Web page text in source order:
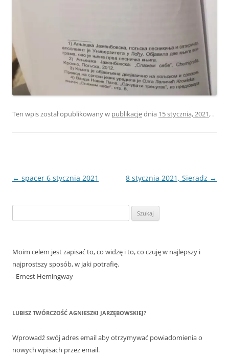
Ten wpis został opublikowany w publikacjednia 15 stycznia, 2021, .
Nawigacja
← spacer 6 stycznia 2021 8 stycznia 2021, Sieradz →
Moim celem jest zapisać to, co widzę i to, co czuję w najlepszy i
najprostszy sposób, w jaki potrafię.
- Ernest Hemingway
LUBISZ TWÓRCZOŚĆ AGNIESZKI JARZĘBOWSKIEJ?
Wprowadź swój adres email aby otrzymywać powiadomienia o
nowych wpisach przez email.